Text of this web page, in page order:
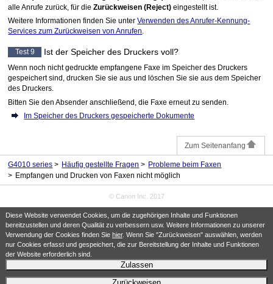
Diese Website verwendet Cookies, um die zugehörigen Inhalte und Funktionen
bereitzustellen und deren Qualität zu verbessern usw. Weitere Informationen zu unserer
Verwendung der Cookies finden Sie hier. Wenn Sie "Zurückweisen" auswählen, werden
nur Cookies erfasst und gespeichert, die zur Bereitstellung der Inhalte und Funktionen
der Website erforderlich sind.
Zulassen
alle Anrufe zurück, für dieZurückweisen (Reject) eingestellt ist.
Weitere Informationen finden Sie unterVerwenden des Anrufer-Kennung-
Services zum Zurückweisen von Anrufen
Test 9 Ist der Speicher des Druckers voll?
Wenn noch nicht gedruckte empfangene Faxe im Speicher des Druckers
gespeichert sind, drucken Sie sie aus und löschen Sie sie aus dem Speicher
des Druckers
Bitten Sie den Absender anschließend, die Faxe erneut zu senden.
Im Speicher des Druckers gespeicherte Dokumente
Zum Seitenanfang
G4010 series Häufig gestellte Fragen
Probleme beim Faxen
Empfangen und Drucken von Faxen nicht möglich
© Canon Inc. 2017